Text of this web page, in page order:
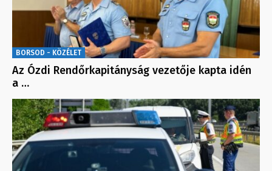
BORSOD - KÖZÉLET
Az Ózdi Rendőrkapitányság vezetője kapta idén
a …